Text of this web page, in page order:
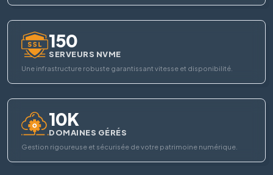
150
SERVEURS NVME
Une infrastructure robuste garantissant vitesse et disponibilité.
10K
DOMAINES GÉRÉS
Gestion rigoureuse et sécurisée de votre patrimoine numérique.